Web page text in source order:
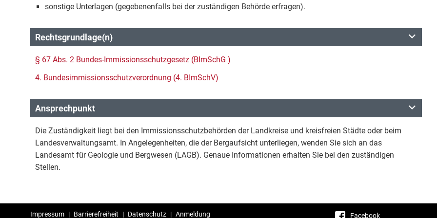
sonstige Unterlagen (gegebenenfalls bei der zuständigen Behörde erfragen).
Rechtsgrundlage(n)
§ 67 Abs. 2 Bundes-Immissionsschutzgesetz (BImSchG )
4. Bundesimmissionsschutzverordnung (4. BImSchV)
Ansprechpunkt
Die Zuständigkeit liegt bei den Immissionsschutzbehörden der Landkreise und kreisfreien Städte oder beim
Landesverwaltungsamt. In Angelegenheiten, die der Bergaufsicht unterliegen, wenden Sie sich an das
Landesamt für Geologie und Bergwesen (LAGB). Genaue Informationen erhalten Sie bei den zuständigen
Stellen.
Impressum | Barrierefreiheit | Datenschutz | Anmeldung Facebook